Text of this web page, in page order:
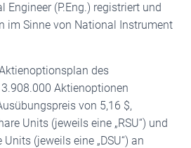
Engineer (P.Eng.) registriert und
im Sinne von National Instrument
des
Aktienoptionen
von 5,16 $,
Units (jeweils eine „RSU“) und
(jeweils eine „DSU“) an